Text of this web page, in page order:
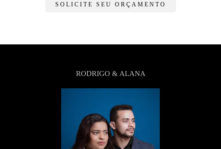
SOLICITE SEU ORÇAMENTO
RODRIGO & ALANA